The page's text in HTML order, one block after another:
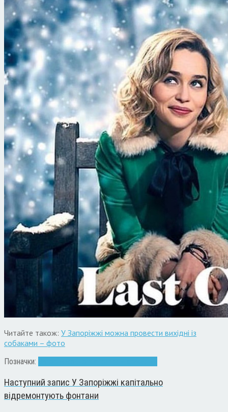
Читайте також: У Запоріжжі можна провести вихідні із
собаками – фото
Позначки:
Наступний запис У Запоріжжі капітально
відремонтують фонтани